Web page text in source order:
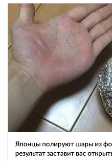
Японцы полируют шары из
результат заставит вас